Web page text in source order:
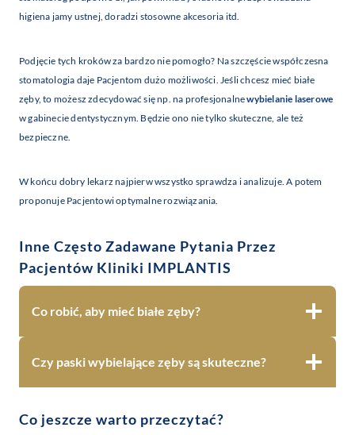
higiena jamy ustnej, doradzi stosowne akcesoria itd.
Podjęcie tych kroków za bardzo nie pomogło? Na szczęście współczesna
stomatologia daje Pacjentom dużo możliwości. Jeśli chcesz mieć białe
zęby, to możesz zdecydować się np. na profesjonalnewybielanie laserowe
w gabinecie dentystycznym. Będzie ono nie tylko skuteczne, ale też
bezpieczne.
W końcu dobry lekarz najpierw wszystko sprawdza i analizuje. A potem
proponuje Pacjentowi optymalne rozwiązania.
Inne Często Zadawane Pytania Przez
Pacjentów Kliniki IMPLANTIS
Co robić, aby mieć białe zęby?
Czy paski wybielające zęby są skuteczne?
Co jeszcze warto przeczytać?